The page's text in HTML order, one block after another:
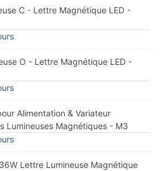
C - Lettre Magnétique LED -
O - Lettre Magnétique LED -
Alimentation & Variateur
Lumineuses Magnétiques - M3
Lettre Lumineuse Magnétique